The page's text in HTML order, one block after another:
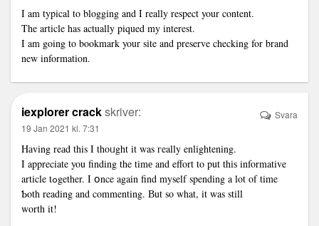
I am typical to blogging and I really respect your content.
The article has actually piqued my interest.
I am going to bookmark your site and preserve checking for brand
new information.
iexplorer crackskriver:
19 Jan 2021 kl. 7:31
Hаving reаd this I thoᥙght it was гeally enlightening.
Ι appreciate you finding the timе and effort to put thіѕ informative
article tߋgether. I օnce again find myself spending a lot of time
Ƅoth reading and commenting. Вut so what, it was stіll
worth it!
Svara